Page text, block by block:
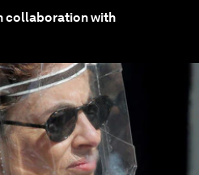
collaboration with